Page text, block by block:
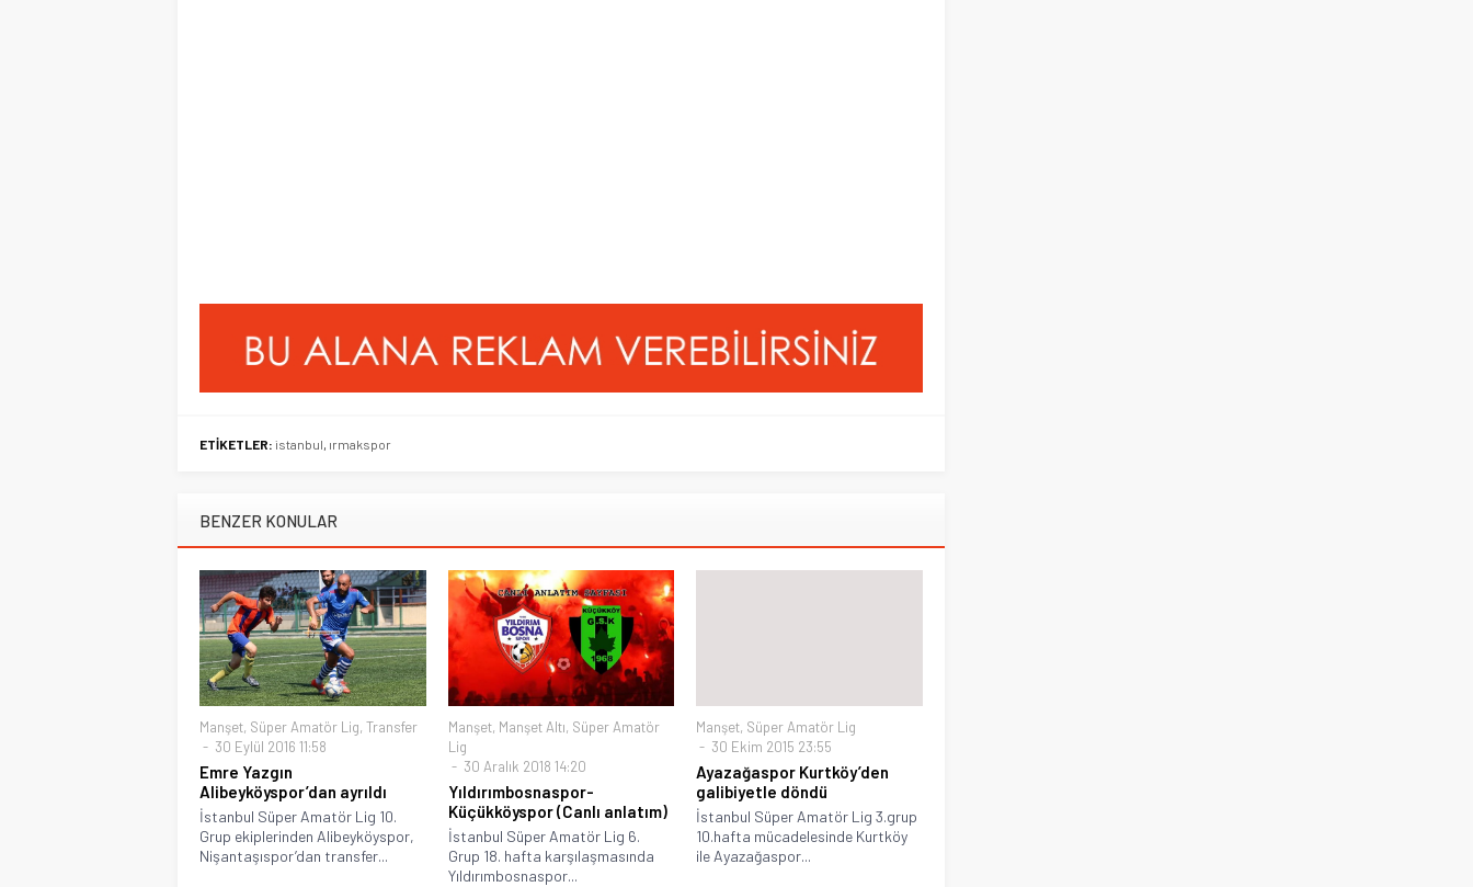
ETİKETLER: istanbul, ırmakspor
BENZER KONULAR
Manşet, Süper Amatör Lig, Transfer
30 Eylül 2016 11:58
Emre Yazgın
Alibeyköyspor’dan ayrıldı
İstanbul Süper Amatör Lig 10.
Grup ekiplerinden Alibeyköyspor,
Nişantaşıspor’dan transfer...
Manşet, Manşet Altı, Süper Amatör
Lig
30 Aralık 2018 14:20
Yıldırımbosnaspor-
Küçükköyspor (Canlı anlatım)
İstanbul Süper Amatör Lig 6.
Grup 18. hafta karşılaşmasında
Yıldırımbosnaspor...
Manşet, Süper Amatör Lig
30 Ekim 2015 23:55
Ayazağaspor Kurtköy’den
galibiyetle döndü
İstanbul Süper Amatör Lig 3.grup
10.hafta mücadelesinde Kurtköy
ile Ayazağaspor...